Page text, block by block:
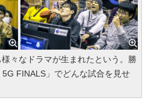
々なドラマが生まれたという。勝
FINALS」でどんな試合を見せ